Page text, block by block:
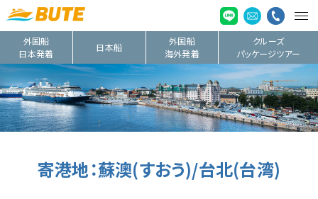
外国船
日本発着
日本船
外国船
海外発着
クルーズ
パッケージツアー
寄港地：蘇澳(すおう)/台北(台湾)